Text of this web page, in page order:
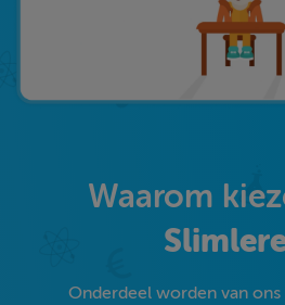
Waarom
Onderdeel worden van